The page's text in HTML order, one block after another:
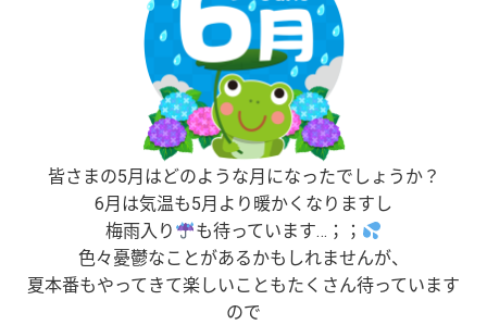
皆さまの5月はどのような月になったでしょうか？
6月は気温も5月より暖かくなりますし
梅雨入り
も待っています…；；
色々憂鬱なことがあるかもしれませんが、
夏本番もやってきて楽しいこともたくさん待っています
ので